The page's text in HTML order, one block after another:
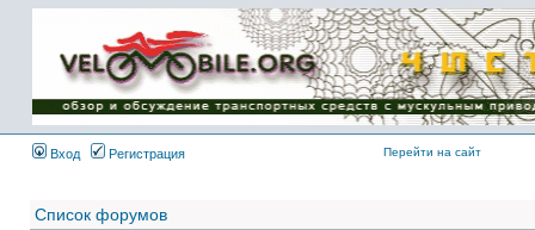
Имя пользователя:
Пароль:
{ LOG_ME_IN_SHORT
}
Вход
Регистрация Перейти на сайт
Список форумов